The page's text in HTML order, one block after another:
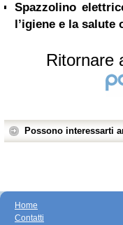
Spazzolino
l’igiene e la salute
Ritornare
Possono interessarti
Home
Contatti